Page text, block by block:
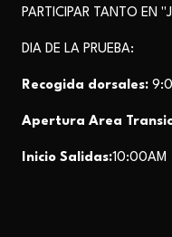
PARTICIPAR TANTO EN
DIA DE LA PRUEBA:
Recogida dorsales:
Apertura Area
Inicio Salidas:10:00AM